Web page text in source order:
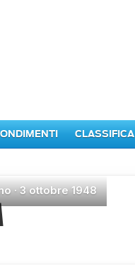
CLASSIFICA
·3 ottobre 1948